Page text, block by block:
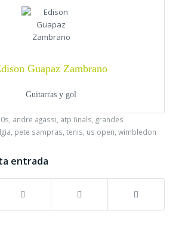
Guapaz Zambrano
Guitarras y gol
andre agassi atp finals grandes
pete sampras tenis us open wimbledon
entrada